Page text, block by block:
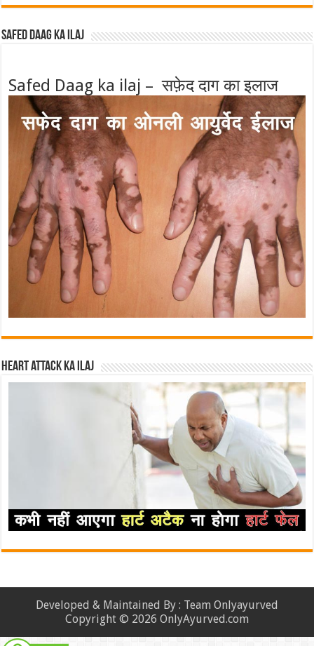
Safed Daag ka ilaj
Safed Daag ka ilaj – सफ़ेद दाग का इलाज
Heart attack ka ilaj
Developed & Maintained By : Team Onlyayurved
Copyright © 2026 OnlyAyurved.com